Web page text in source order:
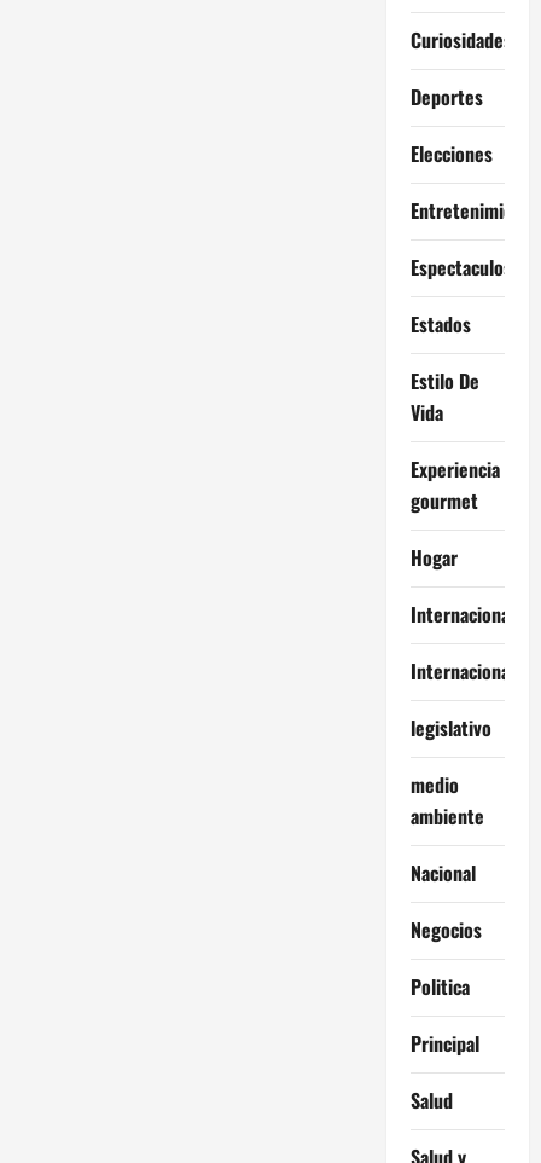
Curiosidades
Deportes
Elecciones
Entretenimiento
Espectaculos
Estados
Estilo De
Vida
Experiencia
gourmet
Hogar
Internacional
Internacionales
legislativo
medio
ambiente
Nacional
Negocios
Politica
Principal
Salud